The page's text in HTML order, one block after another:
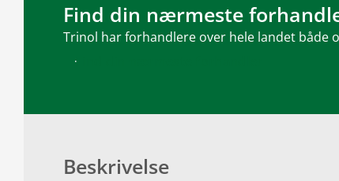
Find din nærmeste
Trinol har forhandlere over hele landet
Find din nærmeste forhandler
Beskrivelse